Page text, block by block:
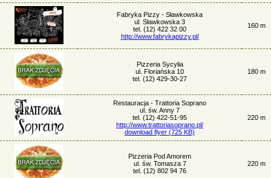
Fabryka Pizzy - Sławkowska
ul. Sławkowska 3
tel. (12) 422 32 00
http://www.fabrykapizzy.pl/
160 m
Pizzeria Sycylia
ul. Floriańska 10
tel. (12) 429-30-27
180 m
Restauracja - Trattoria Soprano
ul. św. Anny 7
tel. (12) 422-51-95
http://www.trattoriasoprano.pl/
download flyer (725 KB)
220 m
Pizzeria Pod Amorem
ul. św. Tomasza 7
tel. (12) 802 94 76
220 m